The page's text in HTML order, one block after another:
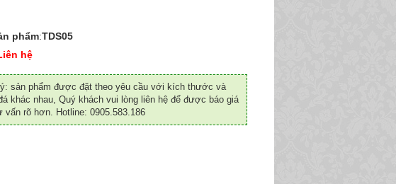
phẩm:TDS05
hệ
sản phẩm được đặt theo yêu cầu với kích thước và
khác nhau, Quý khách vui lòng liên hệ để được báo giá
vấn rõ hơn. Hotline: 0905.583.186